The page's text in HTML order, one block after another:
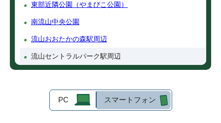
東部近隣公園（やまびこ公園）
南流山中央公園
流山おおたかの森駅周辺
流山セントラルパーク駅周辺
PC スマートフォン